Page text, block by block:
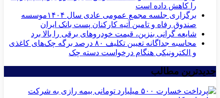
را کاهش داده است
برگزاری جلسه مجمع عمومی عادی سال ۱۴۰۴موسسه
صندوق رفاه و تامین آتیه کارکنان پست بانک ایران
شایعه گرانی بنزین، قیمت خودروهای برقی را بالا برد
محاسبه جداگانه تعیین تکلیف ۸۰ درصد برگه چک‌های کاغذی
و الکترونیکی هنگام درخواست دسته چک
جدیدترین مطالب